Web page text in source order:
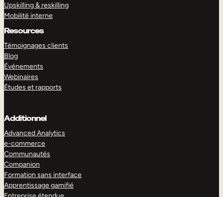
Upskilling & reskilling
Mobilité interne
Resources
Témoignages clients
Blog
Événements
Webinaires
Études et rapports
Additionnel
Advanced Analytics
e-commerce
Communautés
Companion
Formation sans interface
Apprentissage gamifié